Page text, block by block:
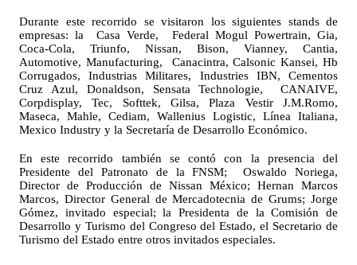
Durante este recorrido se visitaron los siguientes stands de
empresas: la  Casa Verde,  Federal Mogul Powertrain, Gia,
Coca-Cola, Triunfo, Nissan, Bison, Vianney, Cantia,
Automotive, Manufacturing,  Canacintra, Calsonic Kansei, Hb
Corrugados, Industrias Militares, Industries IBN, Cementos
Cruz Azul, Donaldson, Sensata Technologie,  CANAIVE,
Corpdisplay, Tec, Softtek, Gilsa, Plaza Vestir J.M.Romo,
Maseca, Mahle, Cediam, Wallenius Logistic, Línea Italiana,
Mexico Industry y la Secretaría de Desarrollo Económico.
En este recorrido también se contó con la presencia del
Presidente del Patronato de la FNSM;  Oswaldo Noriega,
Director de Producción de Nissan México; Hernan Marcos
Marcos, Director General de Mercadotecnia de Grums; Jorge
Gómez, invitado especial; la Presidenta de la Comisión de
Desarrollo y Turismo del Congreso del Estado, el Secretario de
Turismo del Estado entre otros invitados especiales.